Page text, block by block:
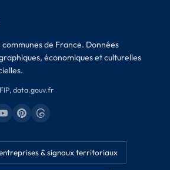
de France. Données
économiques et culturelles
data.gouv.fr
& signaux territoriaux